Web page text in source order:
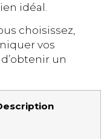
idéal.
choisissez,
vos
un